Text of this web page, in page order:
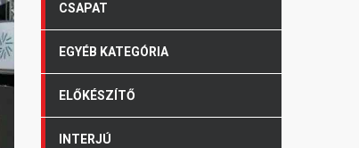
CSAPAT
EGYÉB KATEGÓRIA
ELŐKÉSZÍTŐ
INTERJÚ